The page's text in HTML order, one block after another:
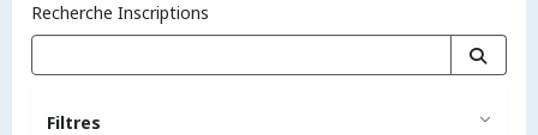
Recherche Inscriptions
Filtres